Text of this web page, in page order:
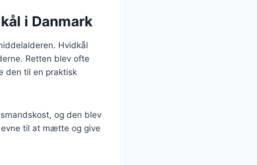
i Danmark
Hvidkål
Retten blev ofte
den til en praktisk
og den blev
til at mætte og give